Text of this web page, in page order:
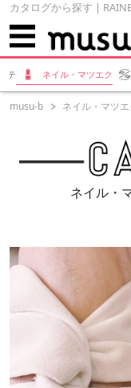
カタログから探す |
テ ネイル・マツエク
musu-b ネイル・マツ
ネイル・